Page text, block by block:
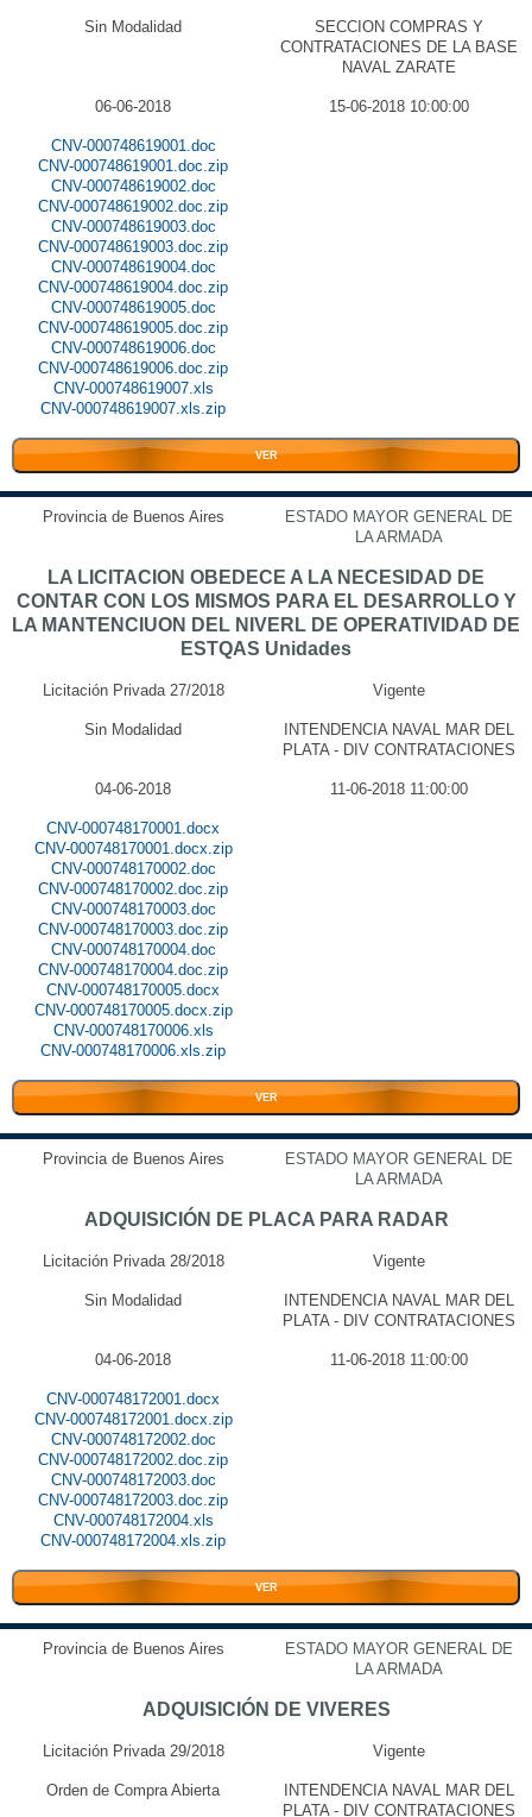
Sin Modalidad
SECCION COMPRAS Y
CONTRATACIONES DE LA BASE
NAVAL ZARATE
06-06-2018 15-06-2018 10:00:00
CNV-000748619001.doc
CNV-000748619001.doc.zip
CNV-000748619002.doc
CNV-000748619002.doc.zip
CNV-000748619003.doc
CNV-000748619003.doc.zip
CNV-000748619004.doc
CNV-000748619004.doc.zip
CNV-000748619005.doc
CNV-000748619005.doc.zip
CNV-000748619006.doc
CNV-000748619006.doc.zip
CNV-000748619007.xls
CNV-000748619007.xls.zip
VER
Provincia de Buenos Aires
ESTADO MAYOR GENERAL DE
LA ARMADA
LA LICITACION OBEDECE A LA NECESIDAD DE
CONTAR CON LOS MISMOS PARA EL DESARROLLO Y
LA MANTENCIUON DEL NIVERL DE OPERATIVIDAD DE
ESTQAS Unidades
Licitación Privada 27/2018 Vigente
Sin Modalidad
INTENDENCIA NAVAL MAR DEL
PLATA - DIV CONTRATACIONES
04-06-2018 11-06-2018 11:00:00
CNV-000748170001.docx
CNV-000748170001.docx.zip
CNV-000748170002.doc
CNV-000748170002.doc.zip
CNV-000748170003.doc
CNV-000748170003.doc.zip
CNV-000748170004.doc
CNV-000748170004.doc.zip
CNV-000748170005.docx
CNV-000748170005.docx.zip
CNV-000748170006.xls
CNV-000748170006.xls.zip
VER
Provincia de Buenos Aires
ESTADO MAYOR GENERAL DE
LA ARMADA
ADQUISICIÓN DE PLACA PARA RADAR
Licitación Privada 28/2018 Vigente
Sin Modalidad
INTENDENCIA NAVAL MAR DEL
PLATA - DIV CONTRATACIONES
04-06-2018 11-06-2018 11:00:00
CNV-000748172001.docx
CNV-000748172001.docx.zip
CNV-000748172002.doc
CNV-000748172002.doc.zip
CNV-000748172003.doc
CNV-000748172003.doc.zip
CNV-000748172004.xls
CNV-000748172004.xls.zip
VER
Provincia de Buenos Aires
ESTADO MAYOR GENERAL DE
LA ARMADA
ADQUISICIÓN DE VIVERES
Licitación Privada 29/2018 Vigente
Orden de Compra Abierta
INTENDENCIA NAVAL MAR DEL
PLATA - DIV CONTRATACIONES